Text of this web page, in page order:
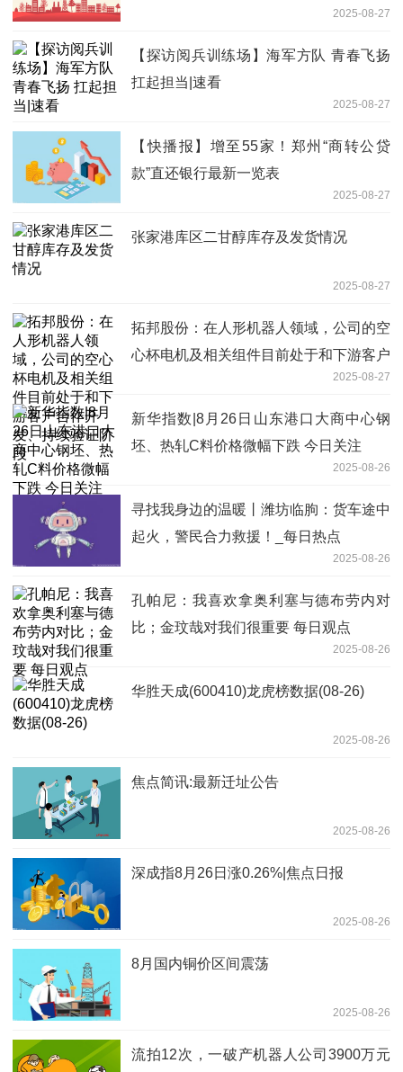
2025-08-27
【探访阅兵训练场】海军方队 青春飞扬
扛起担当|速看
2025-08-27
【快播报】增至55家！郑州“商转公贷
款”直还银行最新一览表
2025-08-27
张家港库区二甘醇库存及发货情况
2025-08-27
拓邦股份：在人形机器人领域，公司的空
心杯电机及相关组件目前处于和下游客户
2025-08-27
新华指数|8月26日山东港口大商中心钢
坯、热轧C料价格微幅下跌 今日关注
2025-08-26
寻找我身边的温暖丨潍坊临朐：货车途中
起火，警民合力救援！_每日热点
2025-08-26
孔帕尼：我喜欢拿奥利塞与德布劳内对
比；金玟哉对我们很重要 每日观点
2025-08-26
华胜天成(600410)龙虎榜数据(08-26)
2025-08-26
焦点简讯:最新迁址公告
2025-08-26
深成指8月26日涨0.26%|焦点日报
2025-08-26
8月国内铜价区间震荡
2025-08-26
流拍12次，一破产机器人公司3900万元